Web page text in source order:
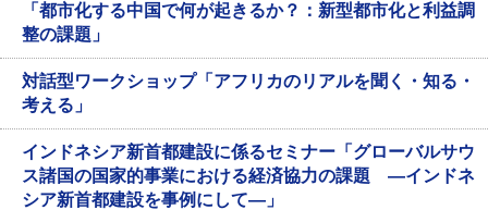
「都市化する中国で何が起きるか？：新型都市化と利益調
整の課題」
対話型ワークショップ「アフリカのリアルを聞く・知る・
考える」
インドネシア新首都建設に係るセミナー「グローバルサウ
ス諸国の国家的事業における経済協力の課題 ―インドネ
シア新首都建設を事例にして―」